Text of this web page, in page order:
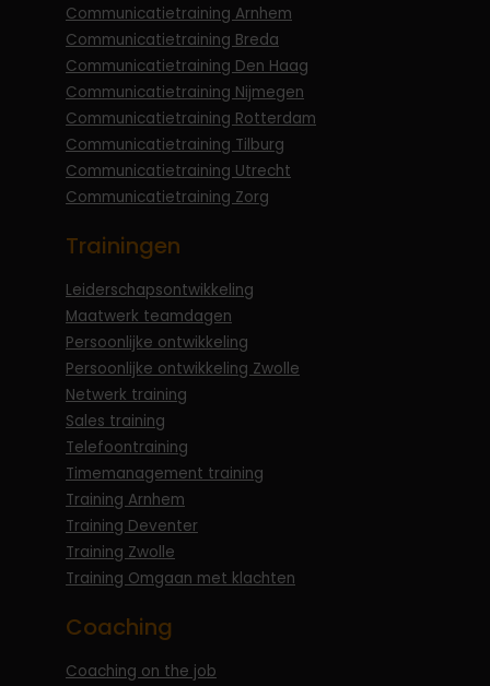
Communicatietraining Arnhem
Communicatietraining Breda
Communicatietraining Den Haag
Communicatietraining Nijmegen
Communicatietraining Rotterdam
Communicatietraining Tilburg
Communicatietraining Utrecht
Communicatietraining Zorg
Trainingen
Leiderschapsontwikkeling
Maatwerk teamdagen
Persoonlijke ontwikkeling
Persoonlijke ontwikkeling Zwolle
Netwerk training
Sales training
Telefoontraining
Timemanagement training
Training Arnhem
Training Deventer
Training Zwolle
Training Omgaan met klachten
Coaching
Coaching on the job